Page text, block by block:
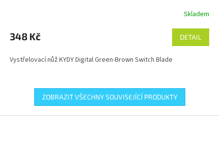
Skladem
348 Kč DETAIL
Vystřelovací nůž KYDY Digital Green-Brown Switch Blade
ZOBRAZIT VŠECHNY SOUVISEJÍCÍ PRODUKTY